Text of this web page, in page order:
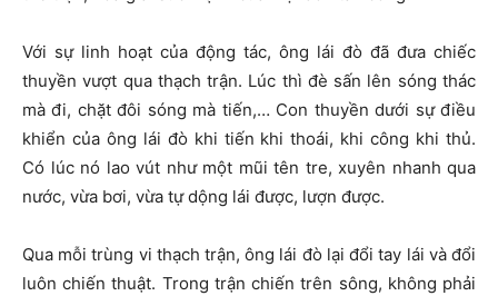
Với sự linh hoạt của động tác, ông lái đò đã đưa chiếc
thuyền vượt qua thạch trận. Lúc thì đè sấn lên sóng thác
mà đi, chặt đôi sóng mà tiến,… Con thuyền dưới sự điều
khiển của ông lái đò khi tiến khi thoái, khi công khi thủ.
Có lúc nó lao vút như một mũi tên tre, xuyên nhanh qua
nước, vừa bơi, vừa tự dộng lái được, lượn được.
Qua mỗi trùng vi thạch trận, ông lái đò lại đổi tay lái và đổi
luôn chiến thuật. Trong trận chiến trên sông, không phải